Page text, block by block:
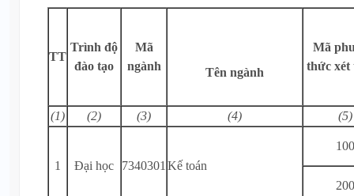
TT
Trình độ
đào tạo
Mã
ngành
Tên ngành
Mã
thức xét
(1) (2) (3) (4) (5)
1 Đại học 7340301 Kế toán
100
200